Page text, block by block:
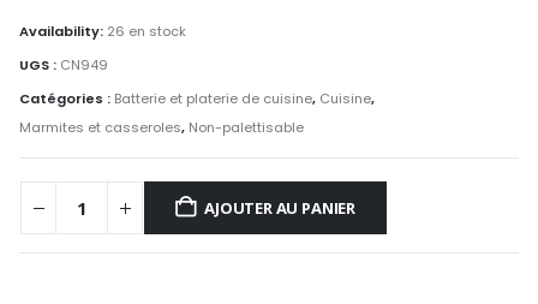
Availability: 26 en stock
UGS : CN949
Catégories : Batterie et platerie de cuisine, Cuisine,
Marmites et casseroles, Non-palettisable
AJOUTER AU PANIER